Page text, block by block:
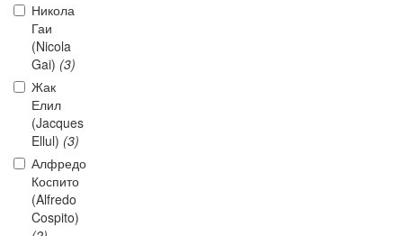
Никола
Гаи
(Nicola
Gai) (3)
Жак
Елил
(Jacques
Ellul) (3)
Алфредо
Коспито
(Alfredo
Cospito)